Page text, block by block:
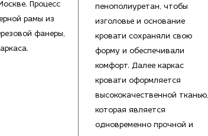
Процесс
рамы из
фанеры,
пенополиуретан, чтобы
изголовье и основание
кровати сохраняли свою
форму и обеспечивали
комфорт. Далее каркас
кровати оформляется
высококачественной тканью,
которая является
одновременно прочной и